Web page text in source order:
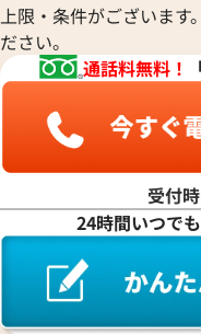
イマー IW358002
格
日時点の参考買取価格
上限・条件がございま
ださい。
通話料無料！
受付
24時間いつで